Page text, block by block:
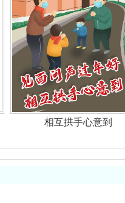
相互拱手心意到